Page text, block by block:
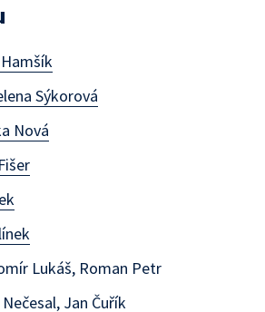
Sýkorová
Nová
Lukáš, Roman Petr
Nečesal, Jan Čuřík